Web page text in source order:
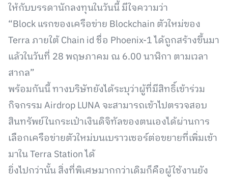
ให้กับบรรดานักลงทุนในวันนี้ มีใจความว่า
“Block แรกของเครือข่าย Blockchain ตัวใหม่ของ
Terra ภายใต้ Chain id ชื่อ Phoenix-1 ได้ถูกสร้างขึ้นมา
แล้วในวันที่ 28 พฤษภาคม ณ 6.00 นาฬิกา ตามเวลา
สากล”
พร้อมกันนี้ ทางบริษัทยังได้ระบุว่าผู้ที่มีสิทธิ์เข้าร่วม
กิจกรรม Airdrop LUNA จะสามารถเข้าไปตรวจสอบ
สินทรัพย์ในกระเป๋าเงินดิจิทัลของตนเองได้ผ่านการ
เลือกเครือข่ายตัวใหม่บนเบราวเซอร์ต่อขยายที่เพิ่มเข้า
มาใน Terra Station ได้
ยิ่งไปกว่านั้น สิ่งที่พิเศษมากกว่าเดิมก็คือผู้ใช้งานยัง